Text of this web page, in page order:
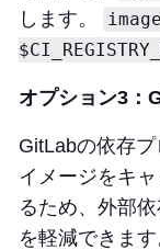
します。
オプション3：
GitLabの依存
イメージをキ
るため、外部
を軽減できます